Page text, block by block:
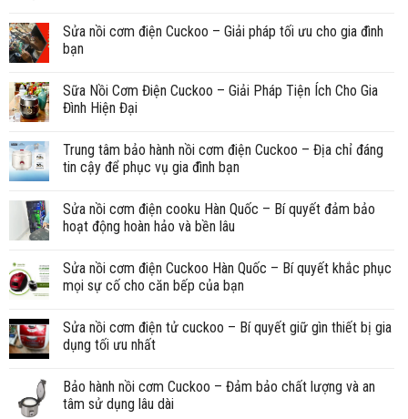
Sửa nồi cơm điện Cuckoo – Giải pháp tối ưu cho gia đình
bạn
Sữa Nồi Cơm Điện Cuckoo – Giải Pháp Tiện Ích Cho Gia
Đình Hiện Đại
Trung tâm bảo hành nồi cơm điện Cuckoo – Địa chỉ đáng
tin cậy để phục vụ gia đình bạn
Sửa nồi cơm điện cooku Hàn Quốc – Bí quyết đảm bảo
hoạt động hoàn hảo và bền lâu
Sửa nồi cơm điện Cuckoo Hàn Quốc – Bí quyết khắc phục
mọi sự cố cho căn bếp của bạn
Sửa nồi cơm điện tử cuckoo – Bí quyết giữ gìn thiết bị gia
dụng tối ưu nhất
Bảo hành nồi cơm Cuckoo – Đảm bảo chất lượng và an
tâm sử dụng lâu dài